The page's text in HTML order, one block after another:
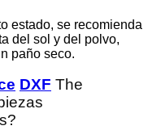
estado, se recomienda
del sol y del polvo,
paño seco.
DXF The